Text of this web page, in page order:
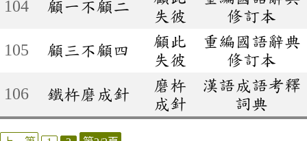
104
顧一不顧二
失彼
修訂本
105
顧三不顧四
顧此
失彼
重編國語辭典
修訂本
106
鐵杵磨成針
磨杵
成針
漢語成語考釋
詞典